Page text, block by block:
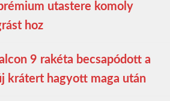
utastere komoly
hoz
9 rakéta becsapódott a
krátert hagyott maga után